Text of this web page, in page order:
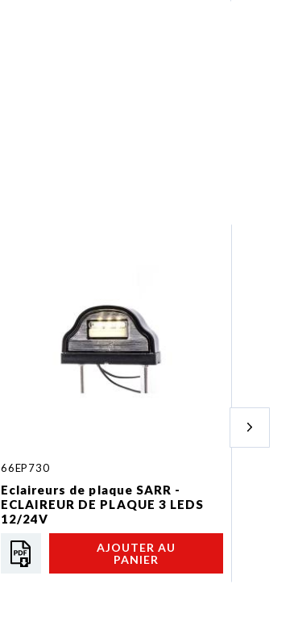
66EP730
Eclaireurs de plaque SARR -
ECLAIREUR DE PLAQUE 3 LEDS
12/24V
AJOUTER AU
PANIER